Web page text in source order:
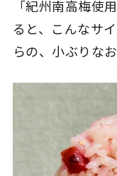
「紀州南高梅使
ると、こんなサ
らの、小ぶりな